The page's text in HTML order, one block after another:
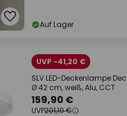
Auf Lager
UVP -41,20 €
SLV LED-Deckenlampe
Ø 42 cm, weiß, Alu, CCT
159,90 €
UVP201,10 €